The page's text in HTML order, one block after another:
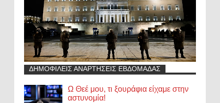
ΔΗΜΟΦΙΛΕΙΣ ΑΝΑΡΤΗΣΕΙΣ ΕΒΔΟΜΑΔΑΣ
Ω Θεέ μου, τι ξουράφια είχαμε στην
αστυνομία!